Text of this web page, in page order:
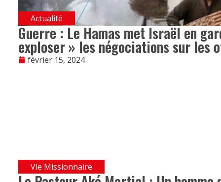
Actualité
Guerre : Le Hamas met Israël en
exploser » les négociations sur les
février 15, 2024
Vie Missionnaire